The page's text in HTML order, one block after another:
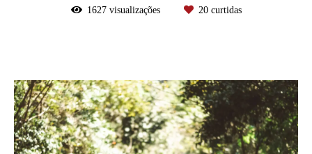
1627visualizações 20curtidas